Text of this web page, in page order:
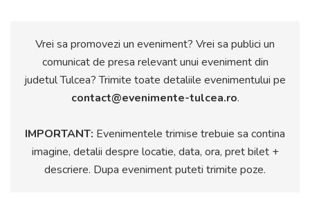
Vrei sa promovezi un eveniment? Vrei sa publici un
comunicat de presa relevant unui eveniment din
judetul Tulcea? Trimite toate detaliile evenimentului pe
contact@evenimente-tulcea.ro.
IMPORTANT: Evenimentele trimise trebuie sa contina
imagine, detalii despre locatie, data, ora, pret bilet +
descriere. Dupa eveniment puteti trimite poze.